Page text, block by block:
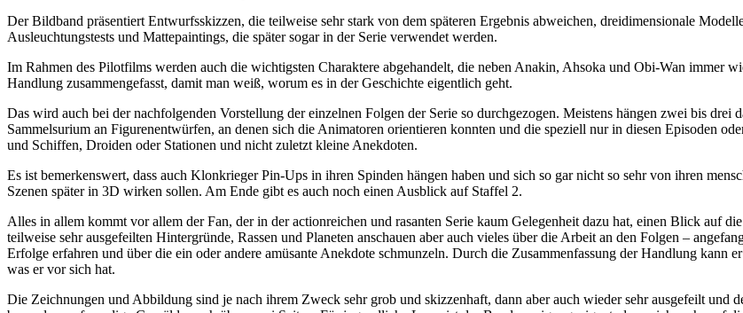
Der Bildband präsentiert Entwurfsskizzen, die teilweise sehr stark von dem späteren Ergebnis abweichen, dreidimensionale
Ausleuchtungstests und Mattepaintings, die später sogar in der Serie verwendet werden.
Im Rahmen des Pilotfilms werden auch die wichtigsten Charaktere abgehandelt, die neben Anakin, Ahsoka und Obi-Wan immer
Handlung zusammengefasst, damit man weiß, worum es in der Geschichte eigentlich geht.
Das wird auch bei der nachfolgenden Vorstellung der einzelnen Folgen der Serie so durchgezogen. Meistens hängen zwei bis
Sammelsurium an Figurenentwürfen, an denen sich die Animatoren orientieren konnten und die speziell nur in diesen Episoden
und Schiffen, Droiden oder Stationen und nicht zuletzt kleine Anekdoten.
Es ist bemerkenswert, dass auch Klonkrieger Pin-Ups in ihren Spinden hängen haben und sich so gar nicht so sehr von ihren
Szenen später in 3D wirken sollen. Am Ende gibt es auch noch einen Ausblick auf Staffel 2.
Alles in allem kommt vor allem der Fan, der in der actionreichen und rasanten Serie kaum Gelegenheit dazu hat, einen Blick auf
teilweise sehr ausgefeilten Hintergründe, Rassen und Planeten anschauen aber auch vieles über die Arbeit an den Folgen –
Erfolge erfahren und über die ein oder andere amüsante Anekdote schmunzeln. Durch die Zusammenfassung der Handlung kann
was er vor sich hat.
Die Zeichnungen und Abbildung sind je nach ihrem Zweck sehr grob und skizzenhaft, dann aber auch wieder sehr ausgefeilt und